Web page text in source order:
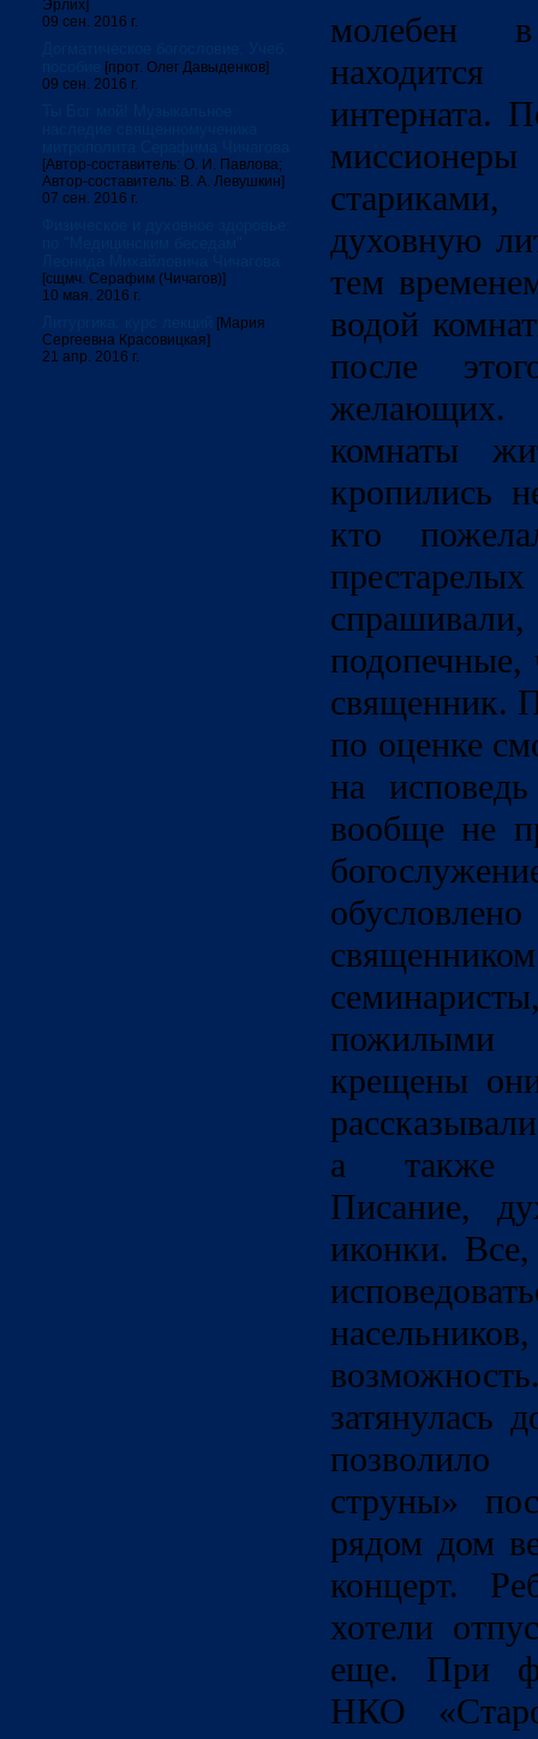
Эрлих]
09 сен. 2016 г.
[прот. Олег Давыденков]
09 сен. 2016 г.
[Автор-составитель: О. И. Павлова;
Автор-составитель: В. А. Левушкин]
07 сен. 2016 г.
[сщмч. Серафим (Чичагов)]
10 мая. 2016 г.
[Мария
Сергеевна Красовицкая]
21 апр. 2016 г.
молебен
интерната.
духовную
тем
водой
после
желающих.
комнаты
кропились
кто
подопечные,
священник.
по оценке
на
вообще не
пожилыми
крещены
а также
Писание,
иконки.
затянулась
струны»
рядом дом
концерт.
хотели
еще. При
НКО